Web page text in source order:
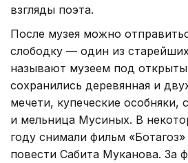
взгляды поэта.
После музея можно
слободку — один из
называют музеем под
сохранились деревянная и
мечети, купеческие
и мельница Мусиных. В
году снимали фильм
повести Сабита Муканова. За